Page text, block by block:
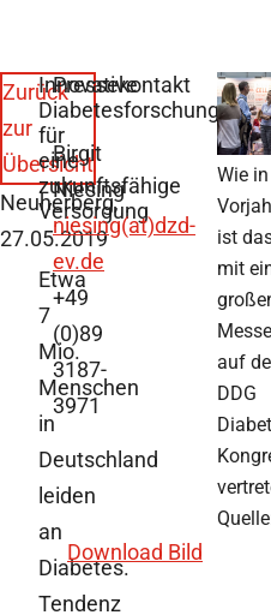
Zurück
zur
Übersicht
Neuherberg,
27.05.2019
Innovative
Diabetesforschung
für
eine
zukunftsfähige
Versorgung
Etwa
7
Mio.
Menschen
in
Deutschland
leiden
an
Diabetes.
Tendenz
Pressekontakt
Birgit
Niesing
niesing(at)dzd-
ev.de
+49
(0)89
3187-
3971
Download Bild
Wie
ist
mit
auf
DDG